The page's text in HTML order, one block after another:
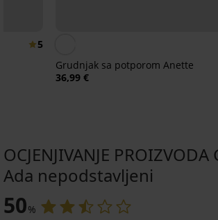
5
Grudnjak sa potporom Anette
36,99 €
OCJENJIVANJE
Ada nepodstavljeni
50%